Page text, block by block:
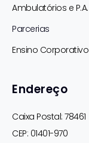
Ambulatórios e P.A.
Parcerias
Ensino Corporativo
Endereço
Caixa Postal: 78461
CEP: 01401-970